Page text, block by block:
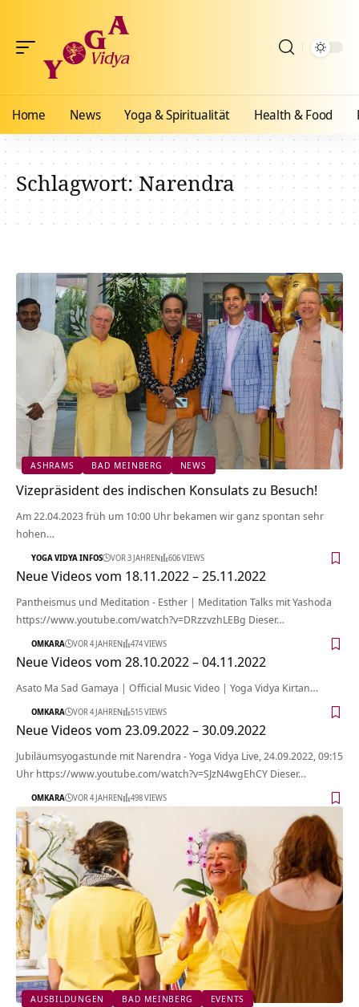
Home News Yoga & Spiritualität Health & Food
Schlagwort:Narendra
ASHRAMS BAD MEINBERG NEWS
Vizepräsident des indischen Konsulats zu Besuch!
Am 22.04.2023 früh um 10:00 Uhr bekamen wir ganz spontan sehr
hohen…
YOGA VIDYA INFOS VOR 3 JAHREN 606 VIEWS
Neue Videos vom 18.11.2022 – 25.11.2022
Pantheismus und Meditation - Esther | Meditation Talks mit Yashoda
https://www.youtube.com/watch?v=DRzzvzhLEBg Dieser…
OMKARA VOR 4 JAHREN 474 VIEWS
Neue Videos vom 28.10.2022 – 04.11.2022
Asato Ma Sad Gamaya | Official Music Video | Yoga Vidya Kirtan…
OMKARA VOR 4 JAHREN 515 VIEWS
Neue Videos vom 23.09.2022 – 30.09.2022
Jubiläumsyogastunde mit Narendra - Yoga Vidya Live, 24.09.2022, 09:15
Uhr https://www.youtube.com/watch?v=SJzN4wgEhCY Dieser…
OMKARA VOR 4 JAHREN 498 VIEWS
AUSBILDUNGEN BAD MEINBERG EVENTS